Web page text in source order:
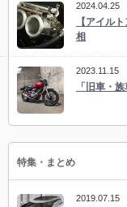
2024.04.25
【アイル
相
2023.11.15
「旧車・
特集・まとめ
2019.07.15